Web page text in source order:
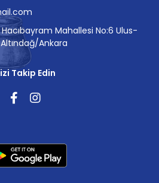
Mahallesi No:6 Ulus-
Altındağ/Ankara
Takip Edin